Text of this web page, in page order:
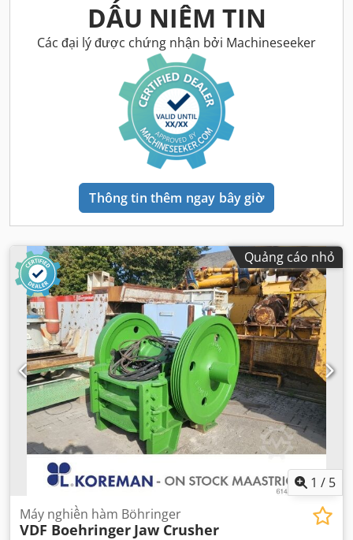
DẤU NIÊM TIN
Các đại lý được chứng nhận bởi Machineseeker
Thông tin thêm ngay bây giờ
Quảng cáo nhỏ
1 / 5
Máy nghiền hàm Böhringer
VDF Boehringer Jaw Crusher